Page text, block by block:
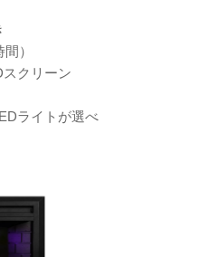
）
クリーン
ライトが選べ